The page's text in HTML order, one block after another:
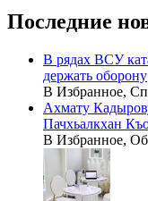
Последние
В рядах ВСУ
держать оборону
В Избранное,
Ахмату
Пачхьалкхан
В Избранное,